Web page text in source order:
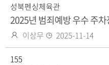
성북펜싱체육관
2025년 범죄예방 우수 주
작
성
자
이상무
등
록
2025-11-14
155